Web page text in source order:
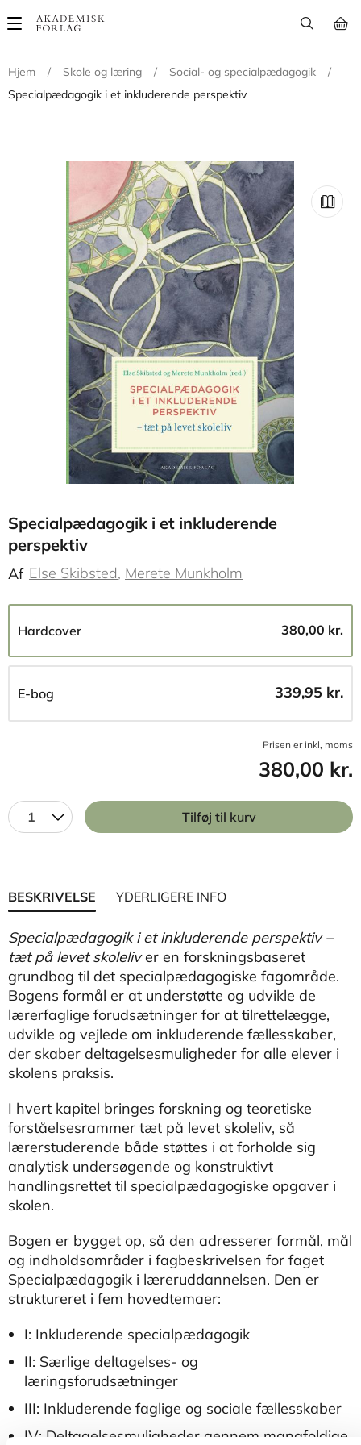
Main
Hjem
/ Skole og læring / Social- og specialpædagogik
/
Specialpædagogik i et inkluderende perspektiv
Specialpædagogik i et inkluderende
perspektiv
Af Else Skibsted Merete Munkholm
Hardcover 380,00 kr.
E-bog 339,95 kr.
Prisen er inkl, moms
380,00 kr.
1 Tilføj til kurv
BESKRIVELSE YDERLIGERE INFO
Specialpædagogik i et inkluderende perspektiv –
tæt på levet skoleliver en forskningsbaseret
grundbog til det specialpædagogiske fagområde.
Bogens formål er at understøtte og udvikle de
lærerfaglige forudsætninger for at tilrettelægge,
udvikle og vejlede om inkluderende fællesskaber,
der skaber deltagelsesmuligheder for alle elever i
skolens praksis.
I hvert kapitel bringes forskning og teoretiske
forståelsesrammer tæt på levet skoleliv, så
lærerstuderende både støttes i at forholde sig
analytisk undersøgende og konstruktivt
handlingsrettet til specialpædagogiske opgaver i
skolen.
Bogen er bygget op, så den adresserer formål, mål
og indholdsområder i fagbeskrivelsen for faget
Specialpædagogik i læreruddannelsen. Den er
struktureret i fem hovedtemaer:
I: Inkluderende specialpædagogik
II: Særlige deltagelses- og
læringsforudsætninger
III: Inkluderende faglige og sociale fællesskaber
IV: Deltagelsesmuligheder gennem mangfoldige